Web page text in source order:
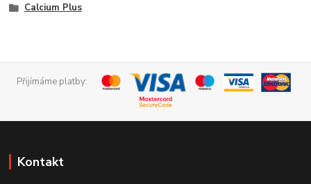
Calcium Plus
Přijímáme platby:
Kontakt